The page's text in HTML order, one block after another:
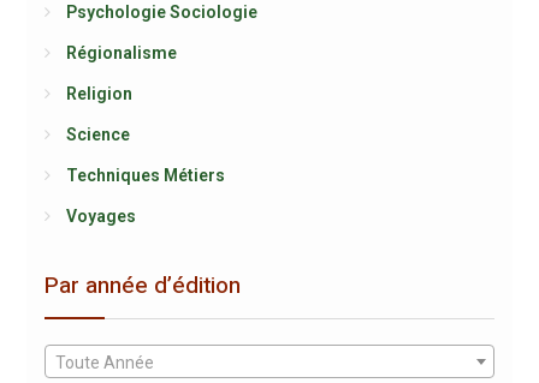
Psychologie Sociologie
Régionalisme
Religion
Science
Techniques Métiers
Voyages
Par année d’édition
Toute Année